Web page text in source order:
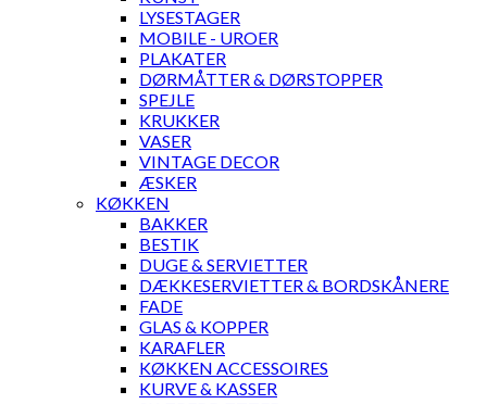
LYSESTAGER
MOBILE - UROER
PLAKATER
DØRMÅTTER & DØRSTOPPER
SPEJLE
KRUKKER
VASER
VINTAGE DECOR
ÆSKER
KØKKEN
BAKKER
BESTIK
DUGE & SERVIETTER
DÆKKESERVIETTER & BORDSKÅNERE
FADE
GLAS & KOPPER
KARAFLER
KØKKEN ACCESSOIRES
KURVE & KASSER